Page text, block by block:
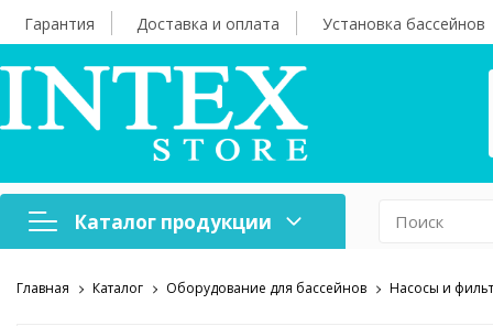
Гарантия Доставка и оплата Установка бассейнов
Каталог продукции
Надувная мебель
Главная Каталог Оборудование для бассейнов Насосы и